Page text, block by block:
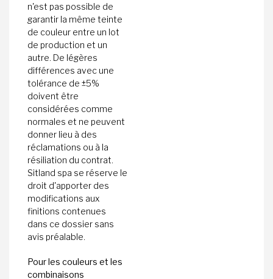
n'est pas possible de
garantir la même teinte
de couleur entre un lot
de production et un
autre. De légères
différences avec une
tolérance de ±5%
doivent être
considérées comme
normales et ne peuvent
donner lieu à des
réclamations ou à la
résiliation du contrat.
Sitland spa se réserve le
droit d'apporter des
modifications aux
finitions contenues
dans ce dossier sans
avis préalable.
Pour les couleurs et les
combinaisons